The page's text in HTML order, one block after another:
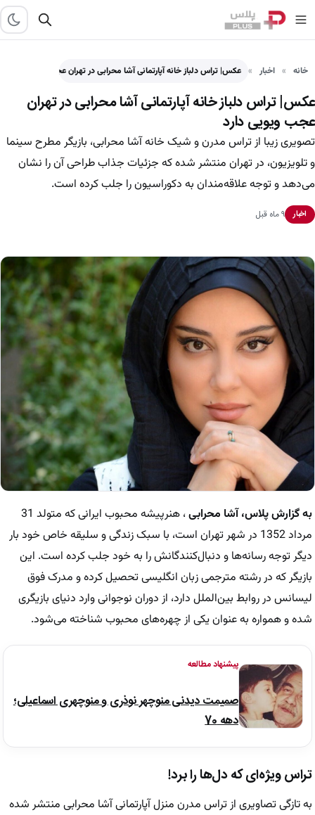
خانه اخبار عکس| تراس دلباز خانه آپارتمانی آشا محرابی در تهران عجب…
عکس| تراس دلباز خانه آپارتمانی آشا محرابی در تهران
عجب ویویی دارد
تصویری زیبا از تراس مدرن و شیک خانه آشا محرابی، بازیگر مطرح سینما
و تلویزیون، در تهران منتشر شده که جزئیات جذاب طراحی آن را نشان
می‌دهد و توجه علاقه‌مندان به دکوراسیون را جلب کرده است.
اخبار ۹ ماه قبل
به گزارش پلاس، آشا محرابی
، هنرپیشه محبوب ایرانی که متولد 31
مرداد 1352 در شهر تهران است، با سبک زندگی و سلیقه خاص خود بار
دیگر توجه رسانه‌ها و دنبال‌کنندگانش را به خود جلب کرده است. این
بازیگر که در رشته مترجمی زبان انگلیسی تحصیل کرده و مدرک فوق
لیسانس در روابط بین‌الملل دارد، از دوران نوجوانی وارد دنیای بازیگری
شده و همواره به عنوان یکی از چهره‌های محبوب شناخته می‌شود.
پیشنهاد مطالعه
صمیمت دیدنی منوچهر نوذری و منوچهری اسماعیلی؛
دهه 70
تراس ویژه‌ای که دل‌ها را برد!
به تازگی تصاویری از تراس مدرن منزل آپارتمانی آشا محرابی منتشر شده